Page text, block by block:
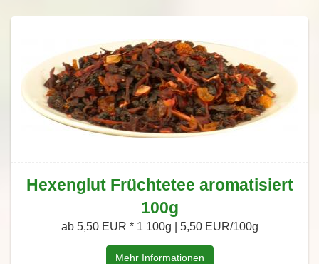
Hexenglut Früchtetee aromatisiert
100g
ab 5,50 EUR * 1 100g | 5,50 EUR/100g
Mehr Informationen